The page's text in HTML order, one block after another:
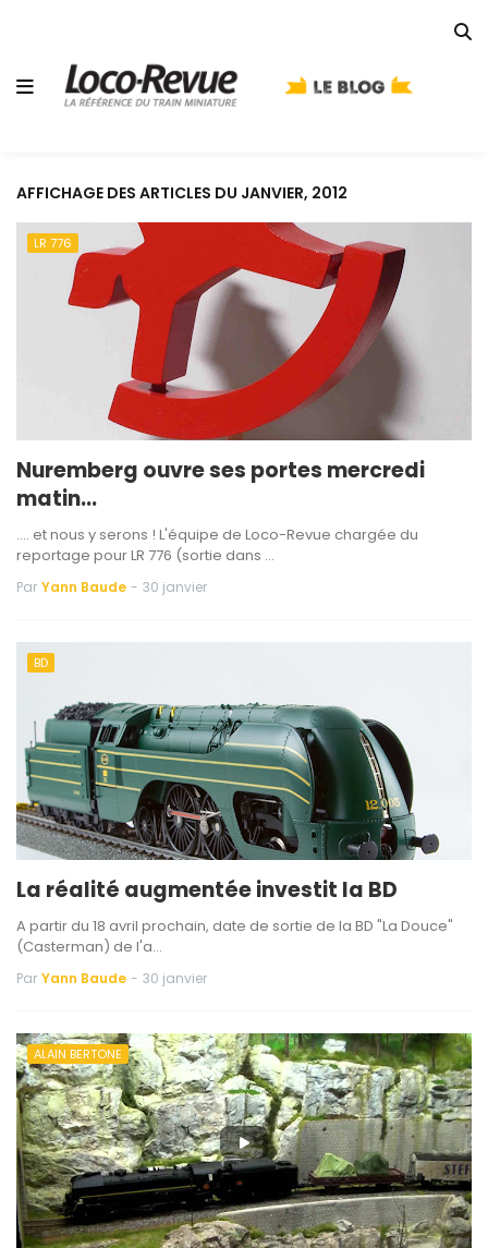
AFFICHAGE DES ARTICLES DU JANVIER, 2012
LR 776
Nuremberg ouvre ses portes mercredi
matin...
.... et nous y serons ! L'équipe de Loco-Revue chargée du
reportage pour LR 776 (sortie dans …
Par Yann Baude - 30 janvier
BD
La réalité augmentée investit la BD
A partir du 18 avril prochain, date de sortie de la BD "La Douce"
(Casterman) de l'a…
Par Yann Baude - 30 janvier
ALAIN BERTONE